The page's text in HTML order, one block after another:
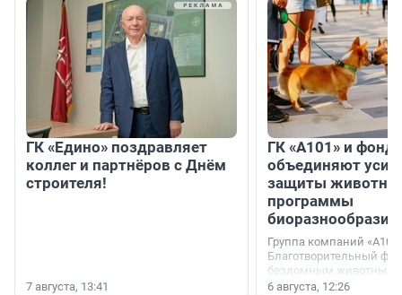
ГК «Едино» поздравляет
коллег и партнёров с Днём
строителя!
7 августа, 13:41
ГК «А101» и фонд
объединяют
защиты
программы
биоразнообразия
Группа компаний
Благотворительный
бездомным животным
заключили соглашение
6 августа, 12:26